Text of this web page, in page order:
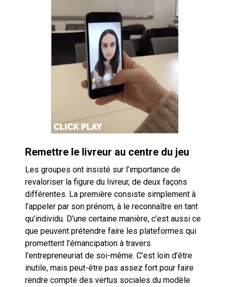
Remettre le livreur au centre du jeu
Les groupes ont insisté sur l’importance de
revaloriser la figure du livreur, de deux façons
différentes. La première consiste simplement à
l’appeler par son prénom, à le reconnaître en tant
qu’individu. D’une certaine manière, c’est aussi ce
que peuvent prétendre faire les plateformes qui
promettent l’émancipation à travers
l’entrepreneuriat de soi-même. C’est loin d’être
inutile, mais peut-être pas assez fort pour faire
rendre compte des vertus sociales du modèle